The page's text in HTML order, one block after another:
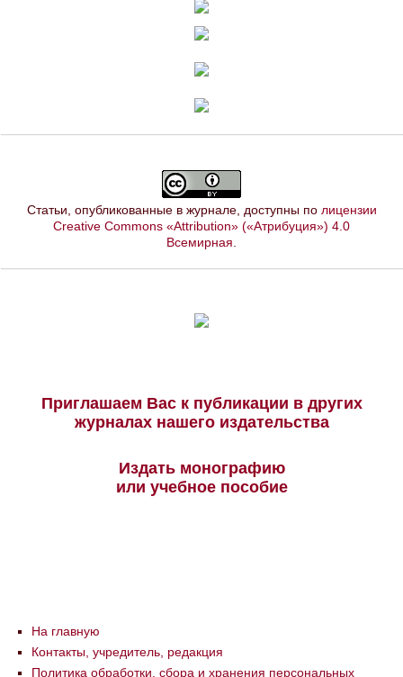
Статьи, опубликованные в журнале, доступны по лицензии
Creative Commons «Attribution» («Атрибуция») 4.0
Всемирная
Приглашаем Вас к публикации в других
журналах нашего издательства
Издать монографию
или учебное пособие
На главную
Контакты, учредитель, редакция
Политика обработки, сбора и хранения персональных